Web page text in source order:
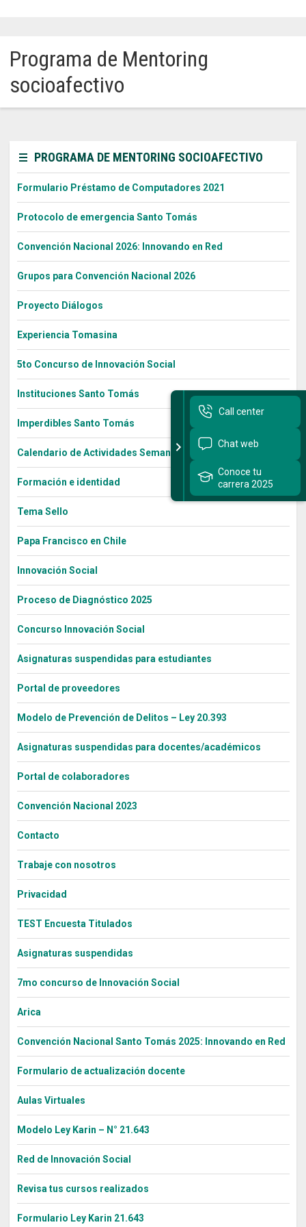
English Version
我们是谁
Alumnos
Programa de Mentoring
socioafectivo
PROGRAMA DE MENTORING SOCIOAFECTIVO
Formulario Préstamo de Computadores 2021
Protocolo de emergencia Santo Tomás
Convención Nacional 2026: Innovando en Red
Grupos para Convención Nacional 2026
Proyecto Diálogos
Experiencia Tomasina
5to Concurso de Innovación Social
Instituciones Santo Tomás
Imperdibles Santo Tomás
Calendario de Actividades Semana Bienestar 2022
Formación e identidad
Tema Sello
Papa Francisco en Chile
Innovación Social
Proceso de Diagnóstico 2025
Concurso Innovación Social
Asignaturas suspendidas para estudiantes
Portal de proveedores
Modelo de Prevención de Delitos – Ley 20.393
Asignaturas suspendidas para docentes/académicos
Portal de colaboradores
Convención Nacional 2023
Contacto
Trabaje con nosotros
Privacidad
TEST Encuesta Titulados
Asignaturas suspendidas
7mo concurso de Innovación Social
Arica
Convención Nacional Santo Tomás 2025: Innovando en Red
Formulario de actualización docente
Aulas Virtuales
Modelo Ley Karin – N° 21.643
Red de Innovación Social
Revisa tus cursos realizados
Formulario Ley Karin 21.643
Call center
Chat web
Conoce tu
carrera 2025